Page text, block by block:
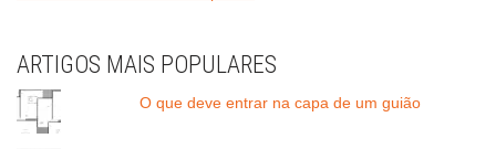
ARTIGOS MAIS POPULARES
O que deve entrar na capa de um guião